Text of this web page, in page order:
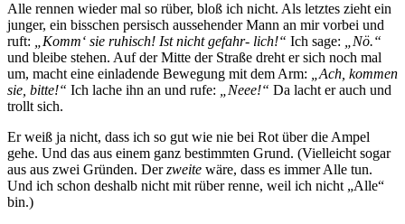
Alle rennen wieder mal so rüber, bloß ich nicht. Als letztes zieht ein
junger, ein bisschen persisch aussehender Mann an mir vorbei und
ruft:
„Komm‘ sie ruhisch! Ist nicht gefahr- lich!“ Ich sage:
„Nö.“
und bleibe stehen. Auf der Mitte der Straße dreht er sich noch mal
um, macht eine einladende Bewegung mit dem Arm:
„Ach, kommen
sie, bitte!“ Ich lache ihn an und rufe: „Neee!“ Da lacht er auch und
trollt sich.
Er weiß ja nicht, dass ich so gut wie nie bei Rot über die Ampel
gehe. Und das aus einem ganz bestimmten Grund. (Vielleicht sogar
aus aus zwei Gründen. Derzweite wäre, dass es immer Alle tun.
Und ich schon deshalb nicht mit rüber renne, weil ich nicht „Alle“
bin.)